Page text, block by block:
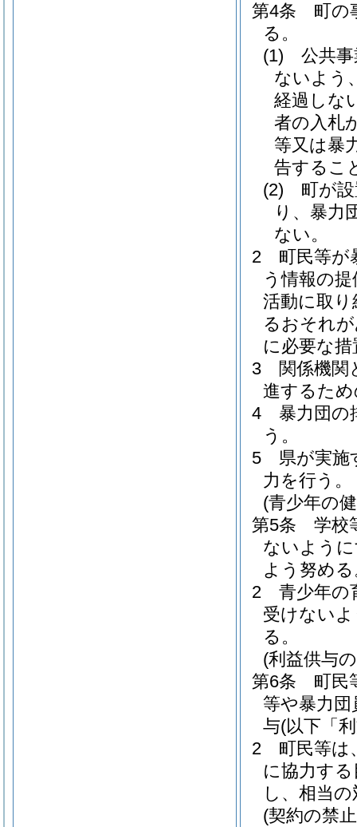
第4条
町の
る。
(1)
公共
ないよう
経過しな
者の入札
等又は暴
告するこ
(2)
町が
り、暴力
ない。
2
町民等が
う情報の
活動に取
るおそれ
に必要な
3
関係機関
進するた
4
暴力団の
う。
5
県が実施
力を行う。
(青少年の
第5条
学校
ないよう
よう努め
2
青少年の
受けない
る。
(利益供与
第6条
町民
等や暴力
与(以下「
2
町民等は
に協力す
し、相当
(契約の禁